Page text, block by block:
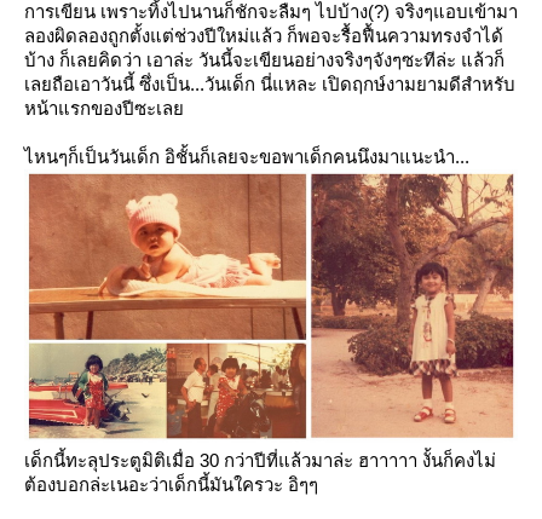
การเขียน เพราะทิ้งไปนานก็ชักจะลืมๆ ไปบ้าง(?) จริงๆแอบเข้ามา
ลองผิดลองถูกตั้งแต่ช่วงปีใหม่แล้ว ก็พอจะรื้อฟื้นความทรงจำได้
บ้าง ก็เลยคิดว่า เอาล่ะ วันนี้จะเขียนอย่างจริงๆจังๆซะทีล่ะ แล้วก็
เลยถือเอาวันนี้ ซึ่งเป็น...วันเด็ก นี่แหละ เปิดฤกษ์งามยามดีสำหรับ
หน้าแรกของปีซะเล
ไหนๆก็เป็นวันเด็ก อิชั้นก็เลยจะขอพาเด็กคนนึงมาแนะนำ...
เด็กนี้ทะลุประตูมิติเมื่อ 30 กว่าปีที่แล้วมาล่ะ ฮาาาาา งั้นก็คงไม่
ต้องบอกล่ะเนอะว่าเด็กนี้มันใครวะ อิๆๆ